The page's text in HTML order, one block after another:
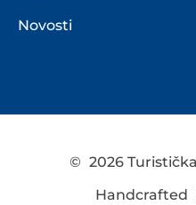
Novosti
© 2026
Handcrafted